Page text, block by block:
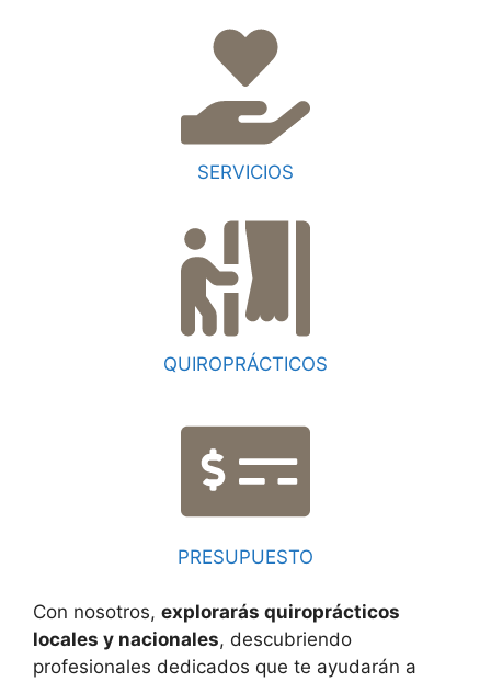
SERVICIOS
QUIROPRÁCTICOS
PRESUPUESTO
Con nosotros, explorarás quiroprácticos
locales y nacionales, descubriendo
profesionales dedicados que te ayudarán a